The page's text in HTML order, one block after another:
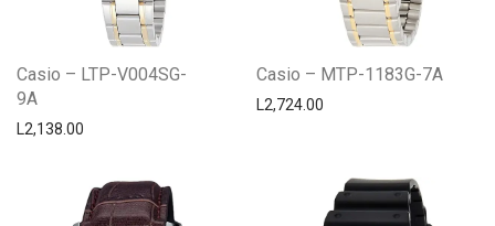
Casio – LTP-V004SG-
9A
L2,138.00
Casio – MTP-1183G-7A
L2,724.00